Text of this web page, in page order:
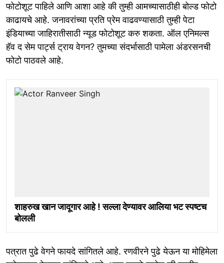
फोटोशूट पाहिले आणि आशा आहे की तुम्ही आमच्यासाठीही बोल्ड फोटो
काढायचे आहे. जनावरांच्या प्रति प्रेम वाढवण्यासाठी तुम्ही पेटा
इंडियाच्या जाहिरातीसाठी न्यूड फोटोशूट करु शकता. ऑल एनिमल्स
हॅव द सेम पार्ट्स ट्राय वेगन? तुमच्या संदर्भासाठी पामेला अंडरसनची
फोटो पाठवले आहे.
शाहरुख खान जादूगार आहे ! सल्ला देण्यावर आलिया भट स्पष्टच
बोलली
पत्रात पुढे वेगने फायदे सांगितले आहे. रणवीरने पुढे येऊन या मोहिमेला